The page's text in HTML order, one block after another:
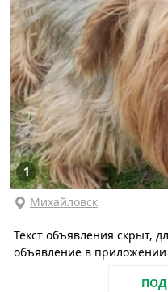
1
Михайловск
Текст объявления скрыт,
объявление в приложении